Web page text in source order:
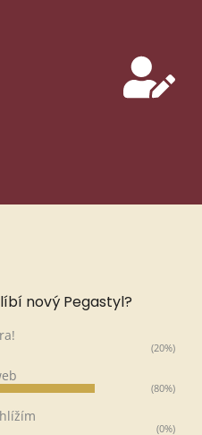
nový Pegastyl?
(20%)
(80%)
(0%)